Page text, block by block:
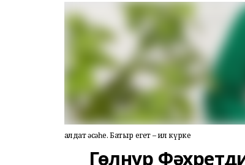
Һалдат әсәһе. Батыр егет – ил күрке
Гөлнур